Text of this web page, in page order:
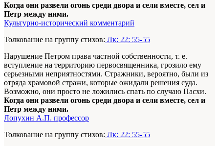
Когда они развели огонь среди двора и сели вместе, сел и
Петр между ними.
Культурно-исторический комментарий
Толкование на группу стихов: Лк: 22: 55-55
Нарушение Петром права частной собственности, т. е.
вступление на территорию первосвященника, грозило ему
серьезными неприятностями. Стражники, вероятно, были из
отряда храмовой стражи, которые ожидали решения суда.
Возможно, они просто не ложились спать по случаю Пасхи.
Когда они развели огонь среди двора и сели вместе, сел и
Петр между ними.
Лопухин А.П. профессор
Толкование на группу стихов: Лк: 22: 55-55